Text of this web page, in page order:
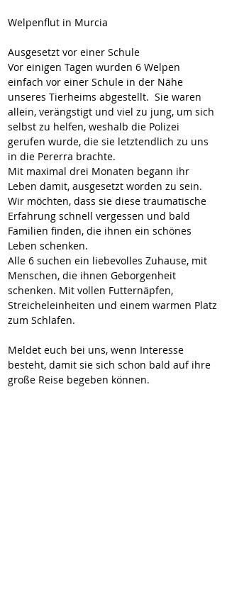
Welpenflut in Murcia
Ausgesetzt vor einer Schule
Vor einigen Tagen wurden 6 Welpen
einfach vor einer Schule in der Nähe
unseres Tierheims abgestellt.  Sie waren
allein, verängstigt und viel zu jung, um sich
selbst zu helfen, weshalb die Polizei
gerufen wurde, die sie letztendlich zu uns
in die Pererra brachte.
Mit maximal drei Monaten begann ihr
Leben damit, ausgesetzt worden zu sein.
Wir möchten, dass sie diese traumatische
Erfahrung schnell vergessen und bald
Familien finden, die ihnen ein schönes
Leben schenken.
Alle 6 suchen ein liebevolles Zuhause, mit
Menschen, die ihnen Geborgenheit
schenken. Mit vollen Futternäpfen,
Streicheleinheiten und einem warmen Platz
zum Schlafen.
Meldet euch bei uns, wenn Interesse
besteht, damit sie sich schon bald auf ihre
große Reise begeben können.